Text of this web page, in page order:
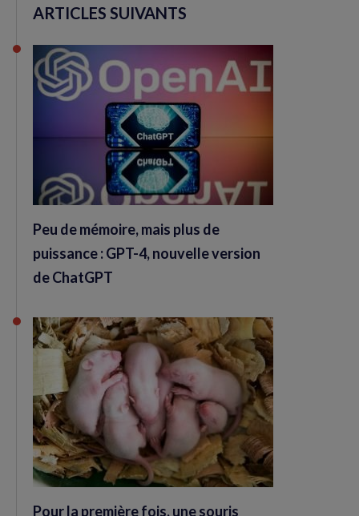
ARTICLES SUIVANTS
Peu de mémoire, mais plus de
puissance : GPT-4, nouvelle version
de ChatGPT
Pour la première fois, une souris